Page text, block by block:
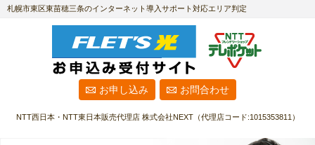
札幌市東区東苗穂三条のインターネット導入サポート対応エリア判定
お申し込み お問合わせ
NTT西日本・NTT東日本販売代理店 株式会社NEXT（代理店コード:1015353811）